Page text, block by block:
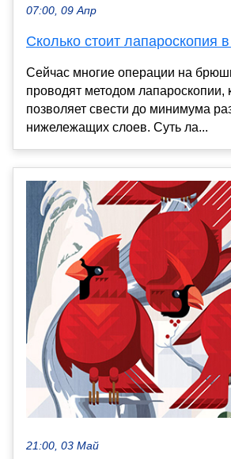
07:00, 09 Апр
Сколько стоит лапароскопия
Сейчас многие операции на
проводят методом лапароскопии,
позволяет свести до минимума
нижележащих слоев. Суть ла...
21:00, 03 Май